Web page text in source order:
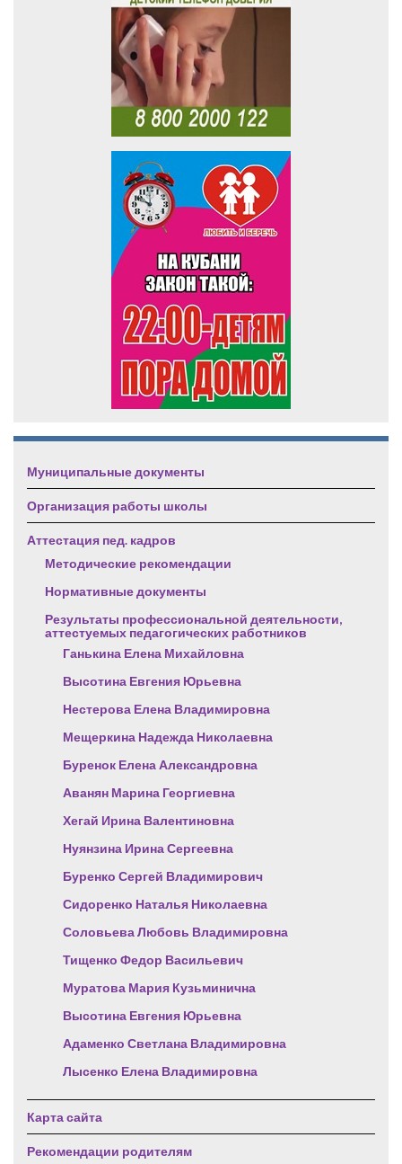
Муниципальные документы
Организация работы школы
Аттестация пед. кадров
Методические рекомендации
Нормативные документы
Результаты профессиональной деятельности,
аттестуемых педагогических работников
Ганькина Елена Михайловна
Высотина Евгения Юрьевна
Нестерова Елена Владимировна
Мещеркина Надежда Николаевна
Буренок Елена Александровна
Аванян Марина Георгиевна
Хегай Ирина Валентиновна
Нуянзина Ирина Сергеевна
Буренко Сергей Владимирович
Сидоренко Наталья Николаевна
Соловьева Любовь Владимировна
Тищенко Федор Васильевич
Муратова Мария Кузьминична
Высотина Евгения Юрьевна
Адаменко Светлана Владимировна
Лысенко Елена Владимировна
Карта сайта
Рекомендации родителям